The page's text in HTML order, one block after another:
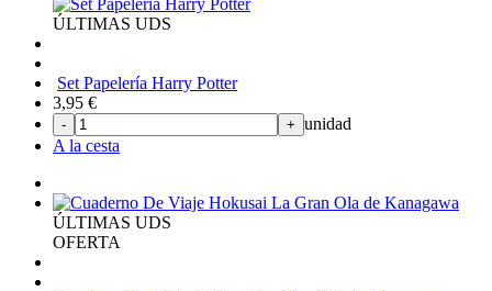
ÚLTIMAS UDS
Set Papelería Harry Potter
3,95 €
- + unidad
A la cesta
ÚLTIMAS UDS
OFERTA